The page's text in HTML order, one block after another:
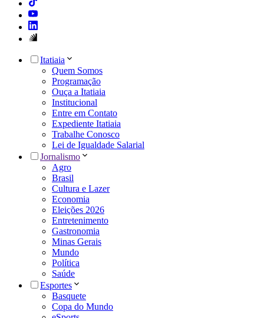
Itatiaia
Quem Somos
Programação
Ouça a Itatiaia
Institucional
Entre em Contato
Expediente Itatiaia
Trabalhe Conosco
Lei de Igualdade Salarial
Jornalismo
Agro
Brasil
Cultura e Lazer
Economia
Eleições 2026
Entretenimento
Gastronomia
Minas Gerais
Mundo
Política
Saúde
Esportes
Basquete
Copa do Mundo